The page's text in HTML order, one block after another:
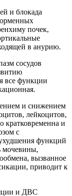
и блокада
почек,
в анурию.
сосудов
все функции
и снижением
лейкоцитов,
кратковременна и
с
функций
мочевины,
вызванное
приводит к
и ДВС